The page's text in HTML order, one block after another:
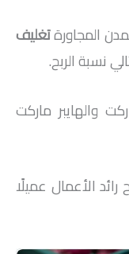
المجاورةتغليف
نسبة الربح.
والهايبر ماركت
الأعمال عميلًا